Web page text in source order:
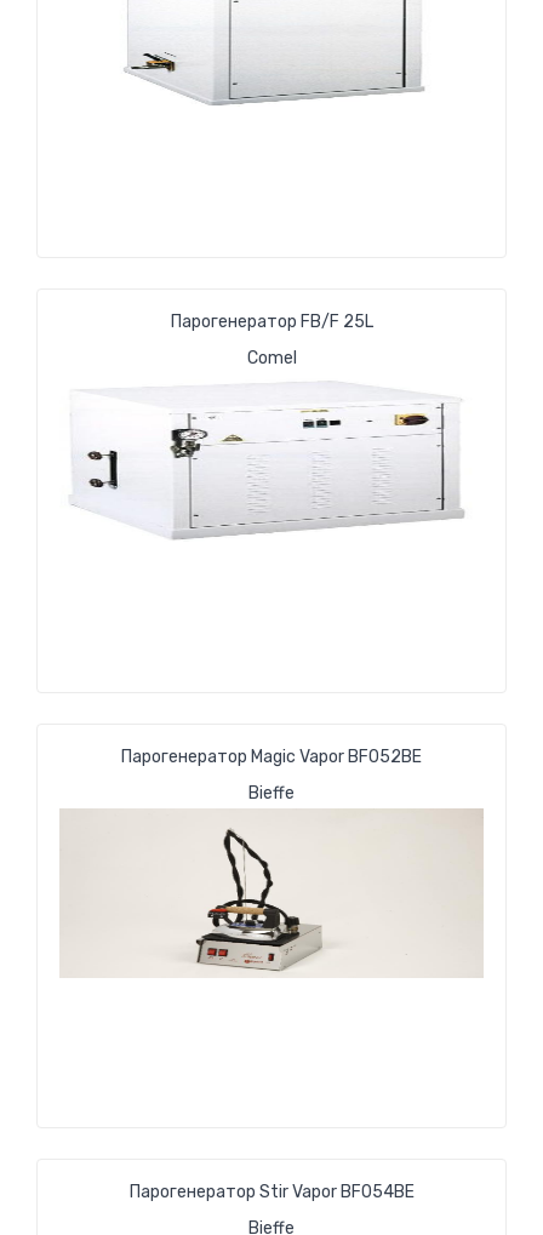
Парогенератор FB/F 25L
Comel
Парогенератор Magic Vapor BF052BE
Bieffe
Парогенератор Stir Vapor BF054BE
Bieffe